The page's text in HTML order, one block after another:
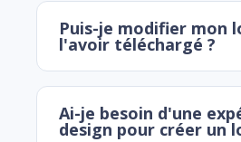
Puis-je modifier mon
l'avoir téléchargé ?
Ai-je besoin d'une
design pour créer un